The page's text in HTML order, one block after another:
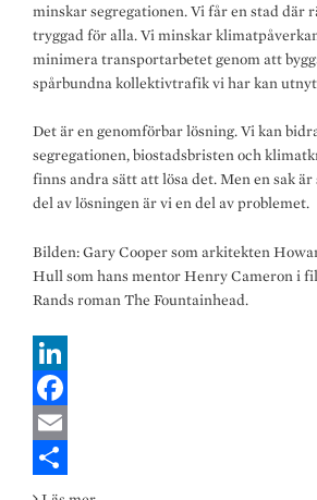
minskar segregationen. Vi får en stad där
tryggad för alla. Vi minskar
minimera transportarbetet genom att
spårbundna kollektivtrafik vi har kan
Det är en genomförbar lösning. Vi kan
segregationen, biostadsbristen och
finns andra sätt att lösa det. Men en sak
del av lösningen är vi en del av problemet.
Bilden: Gary Cooper som arkitekten
Hull som hans mentor Henry Cameron i
Rands roman The Fountainhead.
L
n
k
F
a
c
E
m
S